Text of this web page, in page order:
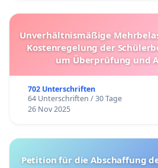
Unverhältnismäßige
Kostenregelung der
um Überprüfung und
702 Unterschriften
64 Unterschriften / 30 Tage
26 Nov 2025
Petition für die Abschaffung der Tötungsstationen